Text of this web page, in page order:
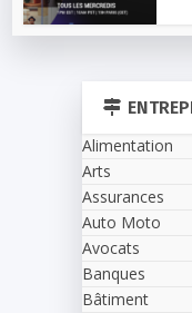
Alimentation
Arts
Assurances
Auto Moto
Avocats
Banques
Bâtiment